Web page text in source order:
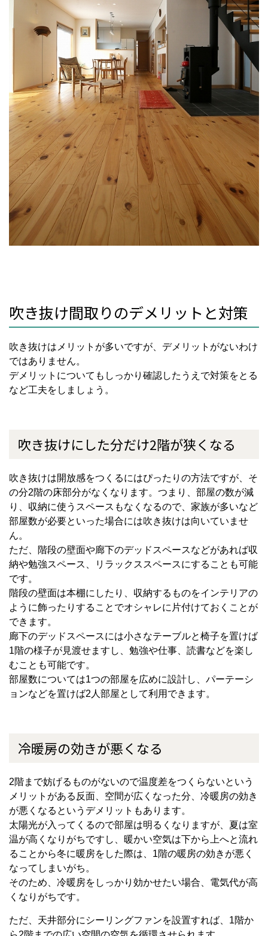
吹き抜け間取りのデメリットと対策
吹き抜けはメリットが多いですが、デメリットがないわけ
ではありません。
デメリットについてもしっかり確認したうえで対策をとる
など工夫をしましょう。
吹き抜けにした分だけ2階が狭くなる
吹き抜けは開放感をつくるにはぴったりの方法ですが、そ
の分2階の床部分がなくなります。つまり、部屋の数が減
り、収納に使うスペースもなくなるので、家族が多いなど
部屋数が必要といった場合には吹き抜けは向いていませ
ん。
ただ、階段の壁面や廊下のデッドスペースなどがあれば収
納や勉強スペース、リラックススペースにすることも可能
です。
階段の壁面は本棚にしたり、収納するものをインテリアの
ように飾ったりすることでオシャレに片付けておくことが
できます。
廊下のデッドスペースには小さなテーブルと椅子を置けば
1階の様子が見渡せますし、勉強や仕事、読書などを楽し
むことも可能です。
部屋数については1つの部屋を広めに設計し、パーテーシ
ョンなどを置けば2 人部屋として利用できます。
冷暖房の効きが悪くなる
2階まで妨げるものがないので温度差をつくらないという
メリットがある反面、空間が広くなった分、冷暖房の効き
が悪くなるというデメリットもあります。
太陽光が入ってくるので部屋は明るくなりますが、夏は室
温が高くなりがちですし、暖かい空気は下から上へと流れ
ることから冬に暖房をした際は、 1階の暖房の効きが悪く
なってしまいがち。
そのため、冷暖房をしっかり効かせたい場合、電気代が高
くなりがちです。
ただ、天井部分にシーリングファンを設置すれば、 1階か